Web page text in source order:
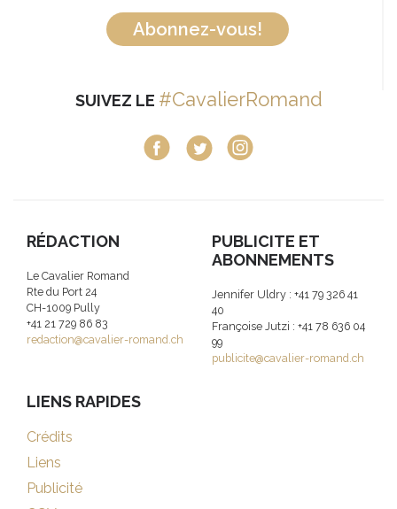
Abonnez-vous!
SUIVEZ LE #CavalierRomand
RÉDACTION
Le Cavalier Romand
Rte du Port 24
CH-1009 Pully
+41 21 729 86 83
redaction@cavalier-romand.ch
PUBLICITE ET
ABONNEMENTS
Jennifer Uldry : +41 79 326 41
40
Françoise Jutzi : +41 78 636 04
99
publicite@cavalier-romand.ch
LIENS RAPIDES
Crédits
Liens
Publicité